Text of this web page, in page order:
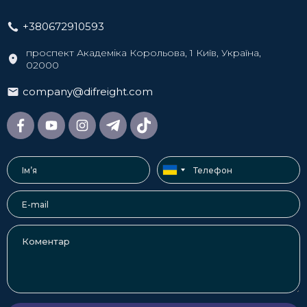
йдеться про дорогу техніку.
гарантує те, що продукція точно відповідає
Економія коштів. Виявлення браку на ранніх стадіях
дає змогу уникнути фінансових втрат, пов'язаних із
заміною неякісної продукції. Також у покупця буде
можливість скоригувати логістичні процеси й
уникнути затримок у постачанні.
Управління ризиками. Покупець знижує ризики,
пов'язані з придбанням неякісної продукції, яка може
негативно позначитися на його репутації. Але
практично до нуля.
Будьте впевнені в товарах, які імпортуєте з Китаю. І ми
вам у цьому допоможемо.
DiFFreight
+380672910593
проспект Академіка Корольова, 1 Київ, Україна,
02000
company@difreight.com